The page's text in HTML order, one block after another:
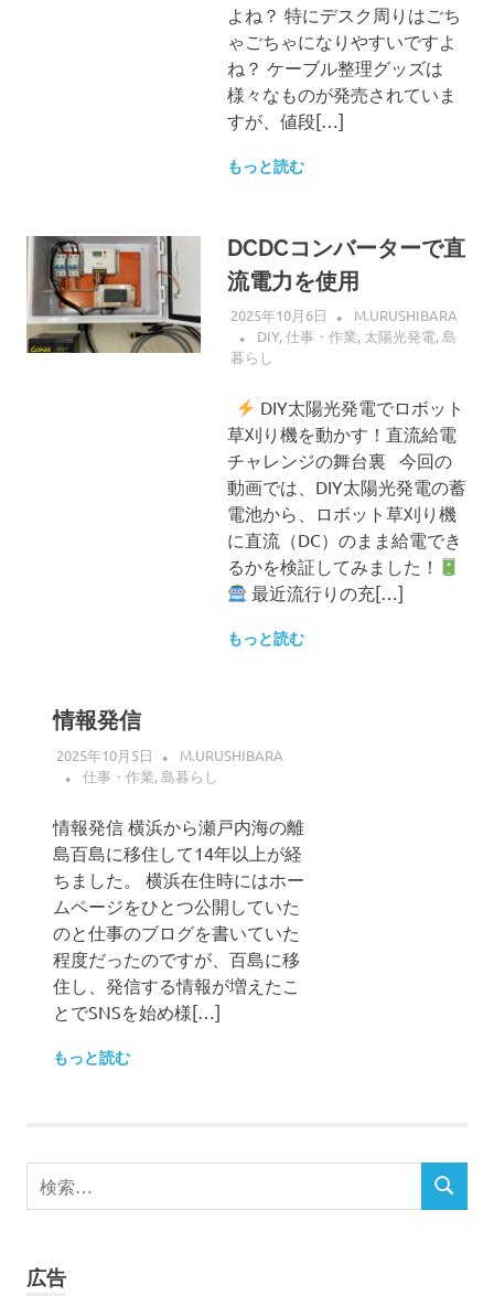
よね？ 特にデスク周りはごち
ゃごちゃになりやすいですよ
ね？ ケーブル整理グッズは
様々なものが発売されていま
すが、値段[…]
もっと読む
DCDCコンバーターで直
流電力を使用
2025年10月6日
M.URUSHIBARA
DIY,仕事・作業, 太陽光発電,島
暮らし
DIY太陽光発電でロボット
草刈り機を動かす！直流給電
チャレンジの舞台裏 今回の
動画では、DIY太陽光発電の蓄
電池から、ロボット草刈り機
に直流（DC）のまま給電でき
るかを検証してみました！
最近流行りの充[…]
もっと読む
情報発信
2025年10月5日
M.URUSHIBARA
仕事・作業,島暮らし
情報発信 横浜から瀬戸内海の離
島百島に移住して14年以上が経
ちました。 横浜在住時にはホー
ムページをひとつ公開していた
のと仕事のブログを書いていた
程度だったのですが、百島に移
住し、発信する情報が増えたこ
とでSNSを始め様[…]
もっと読む
検
索
検
広告